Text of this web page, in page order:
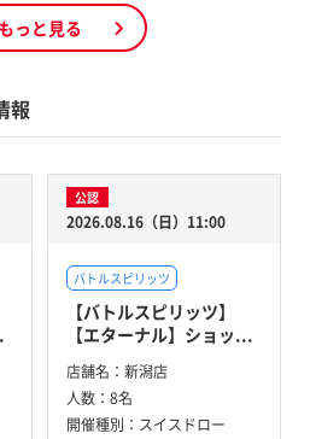
もっと見る
報
公認
2026.08.16（日）11:00
バトルスピリッツ
【バトルスピリッツ】
【エターナル】ショッ...
店舗名： 新潟店
人数： 8名
開催種別： スイスドロー